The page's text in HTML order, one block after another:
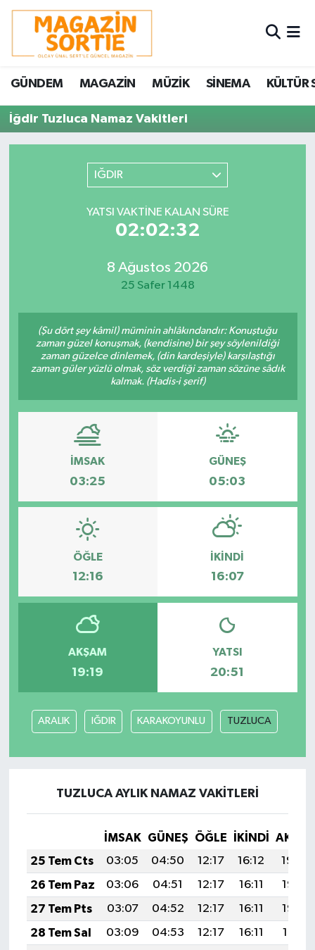
GÜNDEM MAGAZİN MÜZİK SİNEMA KÜLTÜR
İğdir Tuzluca Namaz Vakitleri
IĞDIR
YATSI VAKTINE KALAN SÜRE
02:02:32
8 Ağustos 2026
25 Safer 1448
(Şu dört şey kâmil) müminin ahlâkındandır: Konuştuğu
zaman güzel konuşmak, (kendisine) bir şey söylenildiği
zaman güzelce dinlemek, (din kardeşiyle) karşılaştığı
zaman güler yüzlü olmak, söz verdiği zaman sözüne sâdık
kalmak. (Hadis-i şerif)
İMSAK
03:25
GÜNEŞ
05:03
ÖĞLE
12:16
İKINDI
16:07
AKŞAM
19:19
YATSI
20:51
ARALIK IĞDIR KARAKOYUNLU TUZLUCA
TUZLUCA AYLIK NAMAZ VAKITLERI
İMSAK GÜNEŞ ÖĞLE İKINDI
25 Tem Cts
03:05 04:50 12:17 16:12
19:34
26 Tem Paz
03:06 04:51 12:17 16:11
19:33
27 Tem Pts
03:07 04:52 12:17 16:11
19:32
28 Tem Sal
03:09 04:53 12:17 16:11
19:31
Nöbetçi Eczaneler
Hava Durumu
Trafik Durumu
Süper Lig Puan Durumu ve Fikstür
Son Dakika Haberleri